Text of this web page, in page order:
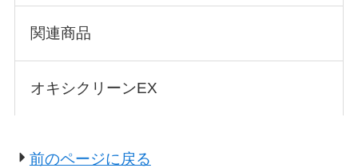
関連商品
オキシクリーンEX
前のページに戻る